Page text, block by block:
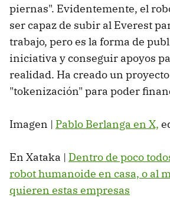
piernas". Evidentemente, el
ser capaz de subir al Everest
trabajo, pero es la forma de
iniciativa y conseguir apoyos
realidad. Ha creado un
"tokenización" para poder
Imagen | Pablo Berlanga en X,
En Xataka | Dentro de poco
robot humanoide en casa, o al
quieren estas empresas